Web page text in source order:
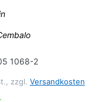
1068-2
zzgl. Versandkosten